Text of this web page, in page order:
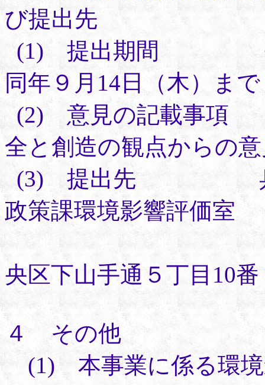
び提出先
(1) 提出期間 平成
同年９月14日（木）まで
(2) 意見の記載事項
全と創造の観点からの
(3) 提出先 兵庫県
政策課環境影響評価室
央区下山手通５丁目10
４ その他
(1) 本事業に係る環境